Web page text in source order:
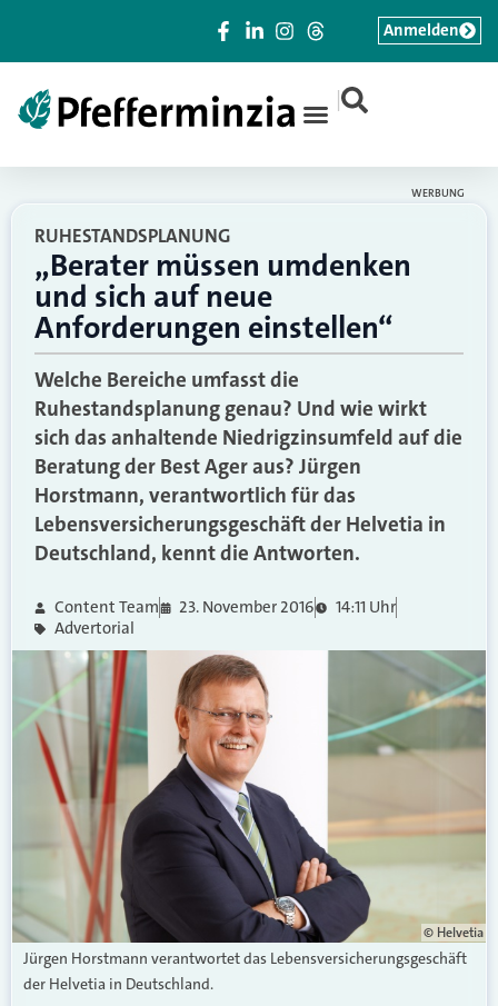
|
Anmelden
WERBUNG
RUHESTANDSPLANUNG
„Berater müssen umdenken
und sich auf neue
Anforderungen einstellen“
Welche Bereiche umfasst die
Ruhestandsplanung genau? Und wie wirkt
sich das anhaltende Niedrigzinsumfeld auf die
Beratung der Best Ager aus? Jürgen
Horstmann, verantwortlich für das
Lebensversicherungsgeschäft der Helvetia in
Deutschland, kennt die Antworten.
Content Team 23. November 2016
14:11 Uhr
Advertorial
© Helvetia
Jürgen Horstmann verantwortet das Lebensversicherungsgeschäft
der Helvetia in Deutschland.